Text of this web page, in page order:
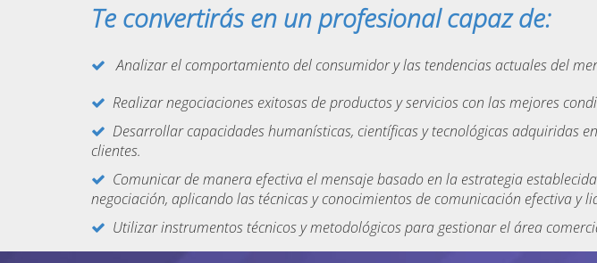
Te convertirás en un profesional capaz de:
Analizar el comportamiento del consumidor y las tendencias actuales del
Realizar negociaciones exitosas de productos y servicios con las mejores
Desarrollar capacidades humanísticas, científicas y tecnológicas
clientes.
Comunicar de manera efectiva el mensaje basado en la estrategia
negociación, aplicando las técnicas y conocimientos de comunicación efectiva y
Utilizar instrumentos técnicos y metodológicos para gestionar el área